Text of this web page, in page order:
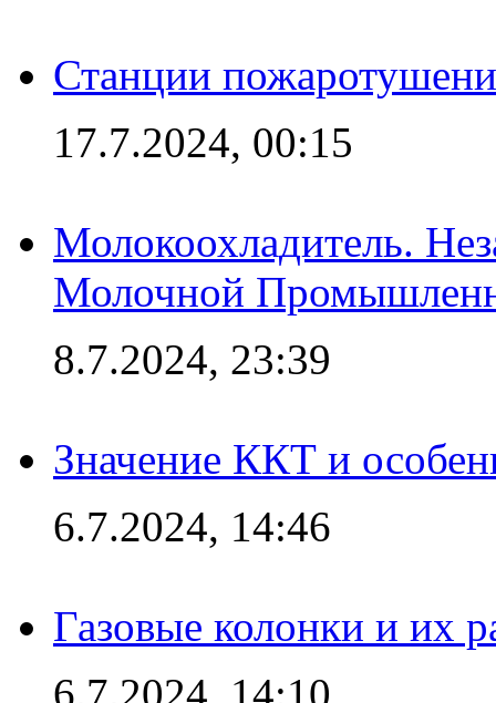
Станции
17.7.2024, 00:15
Молокоохладитель.
Молочной
8.7.2024, 23:39
Значение ККТ и
6.7.2024, 14:46
Газовые колонки и их
6.7.2024, 14:10